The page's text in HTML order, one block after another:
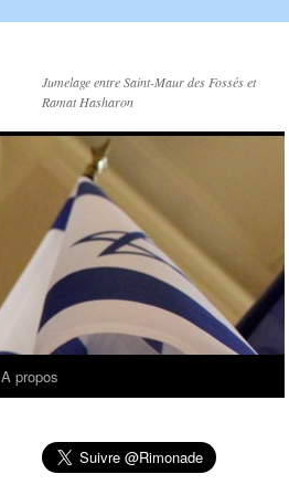
Jumelage entre Saint-Maur des Fossés et
Ramat Hasharon
A propos